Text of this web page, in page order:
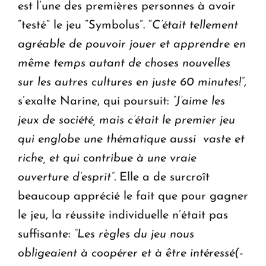
est l’une des premières personnes à avoir
“testé” le jeu “Symbolus”. “C’était tellement
agréable de pouvoir jouer et apprendre en
même temps autant de choses nouvelles
sur les autres cultures en juste 60 minutes!”,
s’exalte Narine, qui poursuit: “J’aime les
jeux de société, mais c’était le premier jeu
qui englobe une thématique aussi vaste et
riche, et qui contribue à une vraie
ouverture d’esprit”. Elle a de surcroît
beaucoup apprécié le fait que pour gagner
le jeu, la réussite individuelle n’était pas
suffisante: “Les règles du jeu nous
obligeaient à coopérer et à être intéressé(-